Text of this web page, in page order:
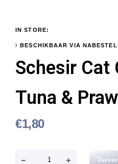
IN STORE:
BESCHIKBAAR VIA
Schesir Cat
Tuna &
€1,80